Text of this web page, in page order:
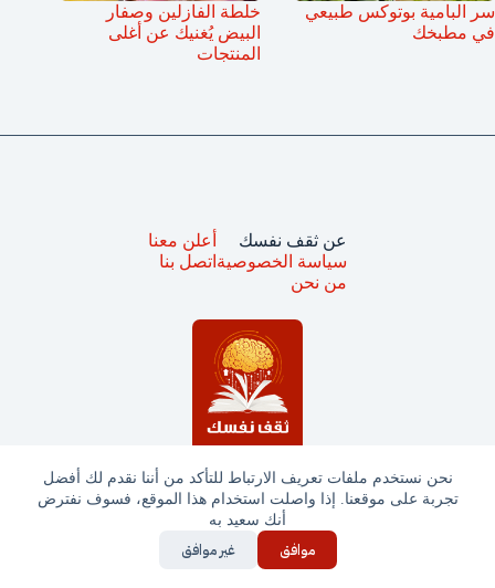
نحن نستخدم ملفات تعريف الارتباط للتأكد من أننا نقدم لك أفضل
تجربة على موقعنا. إذا واصلت استخدام هذا الموقع، فسوف نفترض
أنك سعيد به
موافق غير موافق
سر البامية بوتوكس طبيعي
في مطبخك
خلطة الفازلين وصفار
البيض يُغنيك عن أغلى
المنتجات
جميع الحقوق محفوظة © ثقف نفسك 2025
عن ثقف نفسك
سياسة الخصوصية
من نحن
أعلن معنا
اتصل بنا